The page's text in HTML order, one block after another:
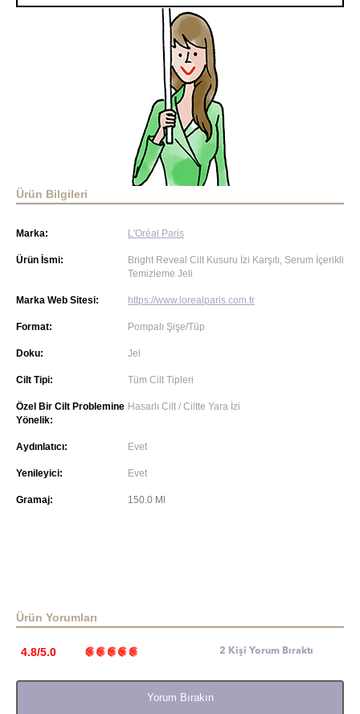
Ürün Bilgileri
Marka: L'Oréal Paris
Ürün İsmi:
Bright Reveal Cilt Kusuru İzi Karşıtı, Serum İçerikli
Temizleme Jeli
Marka Web Sitesi: https://www.lorealparis.com.tr
Format: Pompalı Şişe/Tüp
Doku: Jel
Cilt Tipi: Tüm Cilt Tipleri
Özel Bir Cilt Problemine
Yönelik:
Hasarlı Cilt / Ciltte Yara İzi
Aydınlatıcı: Evet
Yenileyici: Evet
Gramaj: 150.0 Ml
Ürün Yorumları
4.8/5.0 2 Kişi Yorum Bıraktı
Yorum Bırakın